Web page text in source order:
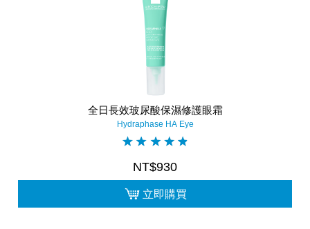
全日長效玻尿酸保濕修護眼霜
Hydraphase HA Eye
NT$930
立即購買